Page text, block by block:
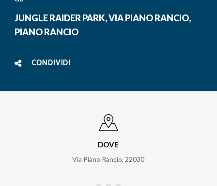
JUNGLE RAIDER PARK, VIA PIANO RANCIO,
PIANO RANCIO
CONDIVIDI
DOVE
Via Piano Rancio, 22030